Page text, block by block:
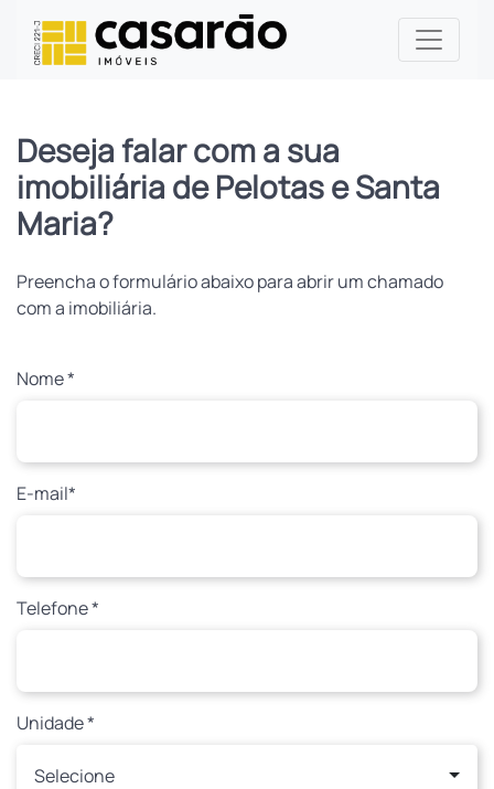
Deseja falar com a sua
imobiliária de Pelotas e Santa
Maria?
Preencha o formulário abaixo para abrir um chamado
com a imobiliária.
Nome *
E-mail*
Telefone *
Unidade *
Selecione